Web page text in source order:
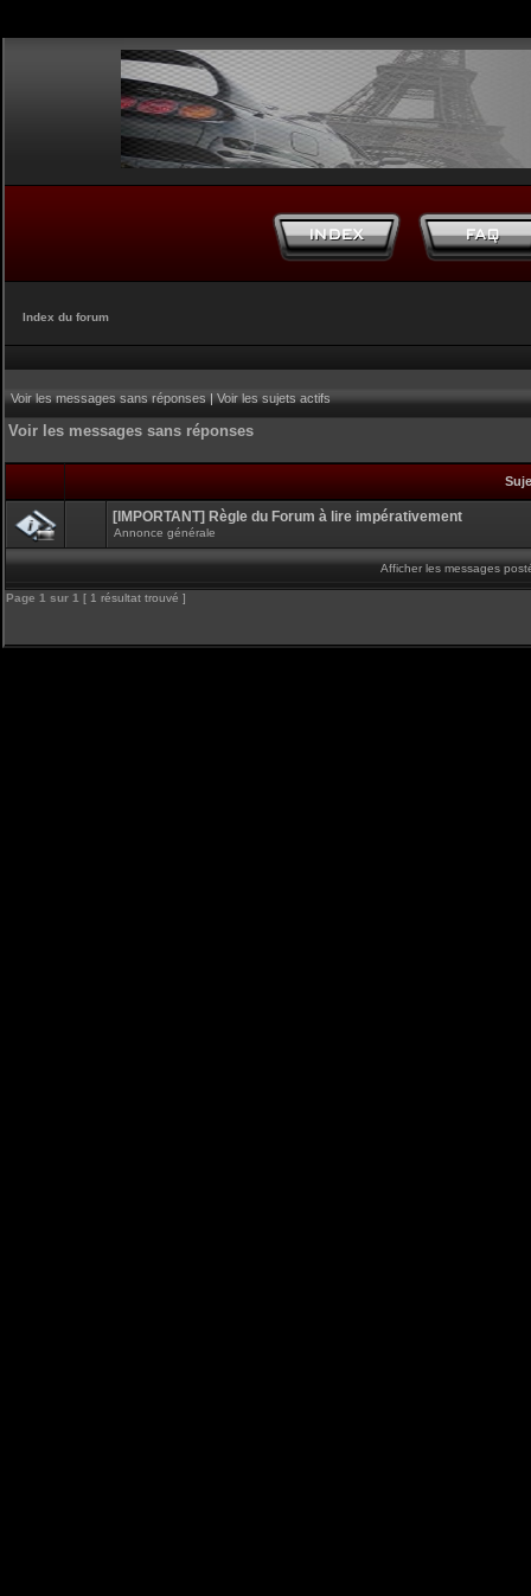
Index du forum
Voir les messages sans réponses|Voir les sujets actifs
Voir les messages sans réponses
[IMPORTANT] Règle du Forum à lire impérativement
Annonce générale
Afficher les messages
Page 1 sur 1 [ 1 résultat trouvé ]